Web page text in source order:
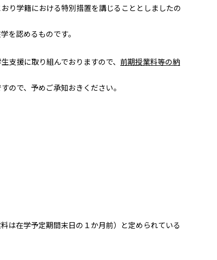
り学籍における特別措置を講じることとしましたの
を認めるものです。
援に取り組んでおりますので、 前期授業料等の納
ので、予めご承知おきください。
は在学予定期間末日の１か月前）と定められている